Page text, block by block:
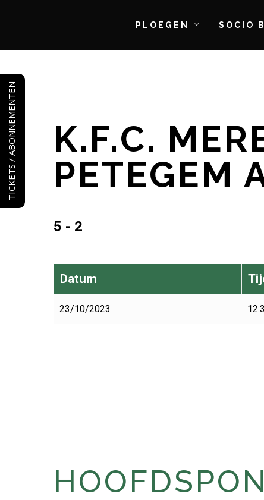
to
main
content
PLOEGEN SOCIO
K.F.C.
PETEGEM
5 - 2
Datum
23/10/2023
TICKETS / ABONNEMENTEN